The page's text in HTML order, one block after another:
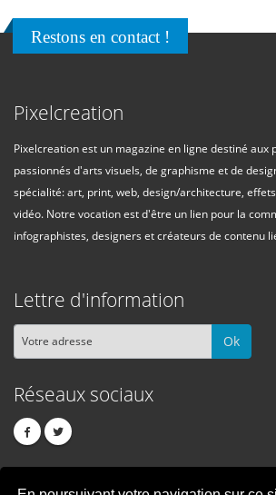
Restons en contact !
Pixelcreation
Pixelcreation est un magazine en ligne destiné aux
passionnés d'arts visuels, de graphisme et de
spécialité: art, print, web, design/architecture,
vidéo. Notre vocation est d'être un lien pour la
infographistes, designers et créateurs de contenu
Lettre d'information
Ok
Réseaux sociaux